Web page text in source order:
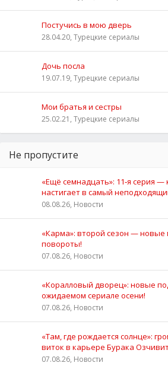
Постучись в мою дверь
28.04.20, Турецкие сериалы
Дочь посла
19.07.19, Турецкие сериалы
Мои братья и сестры
25.02.21, Турецкие сериалы
Не пропустите
«Ещё семнадцать»: 11‑я серия
настигает в самый
08.08.26, Новости
«Карма»: второй сезон — новые
повороты!
07.08.26, Новости
«Коралловый дворец»: новые
ожидаемом сериале осени!
07.08.26, Новости
«Там, где рождается солнце»:
виток в карьере Бурака
07.08.26, Новости